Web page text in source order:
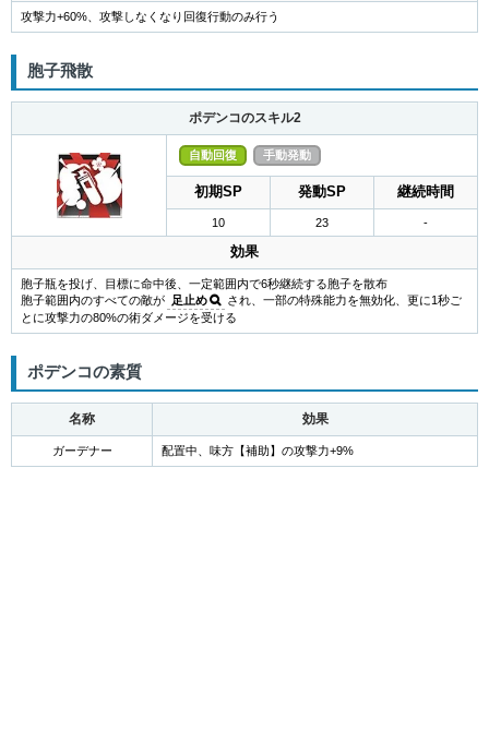
攻撃力+60%、攻撃しなくなり回復行動のみ行う
胞子飛散
ポデンコのスキル2
自動回復 手動発動
初期SP 発動SP 継続時間
10 23 -
効果
胞子瓶を投げ、目標に命中後、一定範囲内で6秒継続する胞子を散布
胞子範囲内のすべての敵が 足止め
され、一部の特殊能力を無効化、更に1秒ご
とに攻撃力の80%の術ダメージを受ける
ポデンコの素質
名称 効果
ガーデナー 配置中、味方【補助】の攻撃力+9%